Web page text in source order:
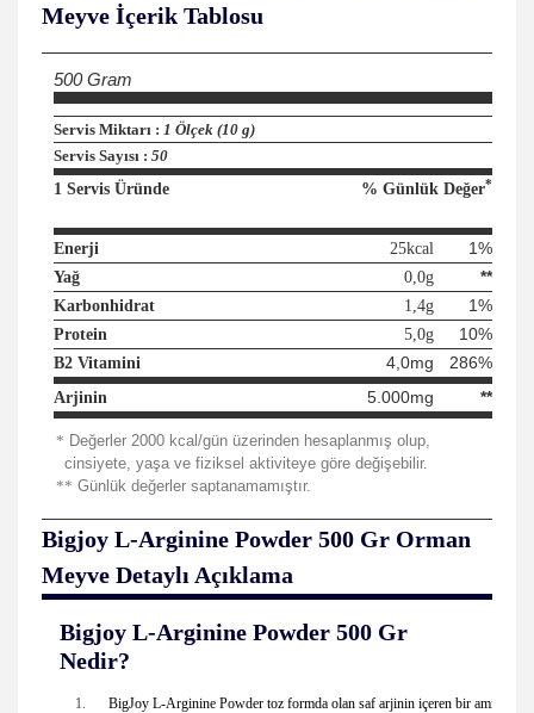
Meyve İçerik Tablosu
500 Gram
Servis Miktarı :1 Ölçek (10 g)
Servis Sayısı :50
1 Servis Üründe
% Günlük Değer*
25kcal 1%
Enerji
0,0g
**
Yağ
1,4g
1%
Karbonhidrat
5,0g
10%
Protein
4,0mg 286%
B2 Vitamini
5.000mg **
Arjinin
* Değerler 2000 kcal/gün üzerinden hesaplanmış olup,
cinsiyete, yaşa ve fiziksel aktiviteye göre değişebilir.
** Günlük değerler saptanamamıştır.
Bigjoy L-Arginine Powder 500 Gr Orman
Meyve Detaylı Açıklama
Bigjoy L-Arginine Powder 500 Gr
Nedir?
BigJoy L-Arginine Powder toz formda olan saf arjinin içeren bir amino